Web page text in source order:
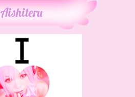
Aishiteru